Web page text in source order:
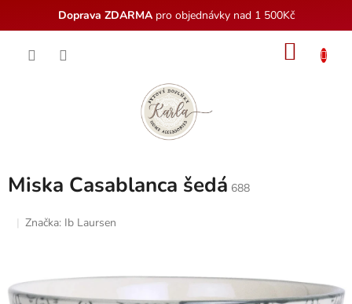
Doprava ZDARMApro objednávky nad 1 500Kč
Miska Casablanca šedá 688
Značka: Ib Laursen